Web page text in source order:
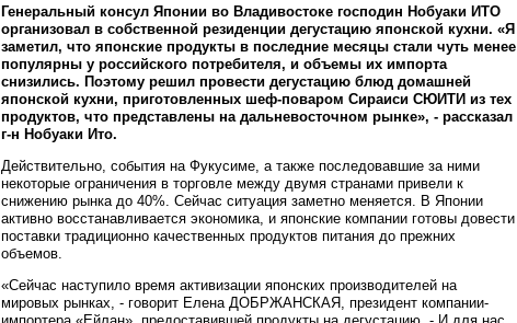
Генеральный консул Японии во Владивостоке господин Нобуаки ИТО
организовал в собственной резиденции дегустацию японской кухни. «Я
заметил, что японские продукты в последние месяцы стали чуть менее
популярны у российского потребителя, и объемы их импорта
снизились. Поэтому решил провести дегустацию блюд домашней
японской кухни, приготовленных шеф-поваром Сираиси СЮИТИ из тех
продуктов, что представлены на дальневосточном рынке», - рассказал
г-н Нобуаки Ито.
Действительно, события на Фукусиме, а также последовавшие за ними
некоторые ограничения в торговле между двумя странами привели к
снижению рынка до 40%. Сейчас ситуация заметно меняется. В Японии
активно восстанавливается экономика, и японские компании готовы довести
поставки традиционно качественных продуктов питания до прежних
объемов.
«Сейчас наступило время активизации японских производителей на
мировых рынках, - говорит Елена ДОБРЖАНСКАЯ, президент компании-
импортера «Ейлан», предоставившей продукты на дегустацию. - И для нас,